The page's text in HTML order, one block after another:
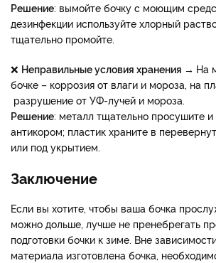
Решение: вымойте бочку с моющим
дезинфекции используйте хлорный
тщательно промойте.
❌ Неправильные условия хранения → На
бочке – коррозия от влаги и мороза, на
разрушение от УФ-лучей и мороза.
Решение: металл тщательно просушите
антикором; пластик храните в
или под укрытием.
Заключение
Если вы хотите, чтобы ваша бочка
можно дольше, лучше не пренебрегать
подготовки бочки к зиме. Вне
материала изготовлена бочка,